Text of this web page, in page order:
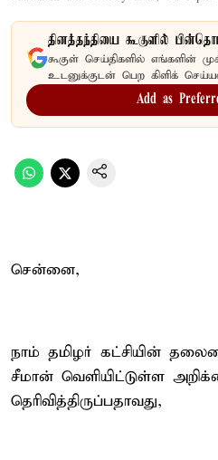
தினத்தந்தியை கூகுளில்
கூகுள் செய்திகளில் எங்களின்
உடனுக்குடன் பெற கிளிக்
Add as
சென்னை,
நாம் தமிழர் கட்சியின்
சீமான் வெளியிட்டுள்ள
தெரிவித்திருப்பதாவது,